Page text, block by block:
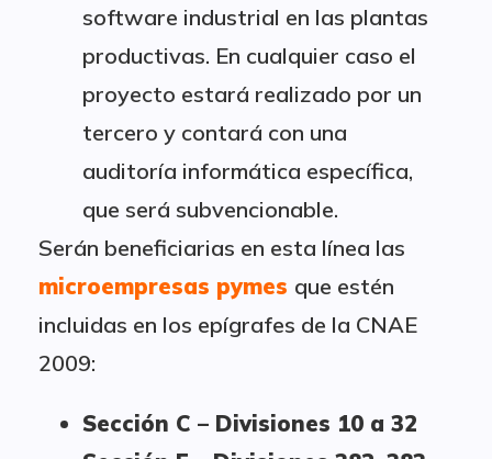
software industrial en las plantas
productivas. En cualquier caso el
proyecto estará realizado por un
tercero y contará con una
auditoría informática específica,
que será subvencionable.
Serán beneficiarias en esta línea las
microempresas pymes que estén
incluidas en los epígrafes de la CNAE
2009:
Sección C – Divisiones 10 a 32